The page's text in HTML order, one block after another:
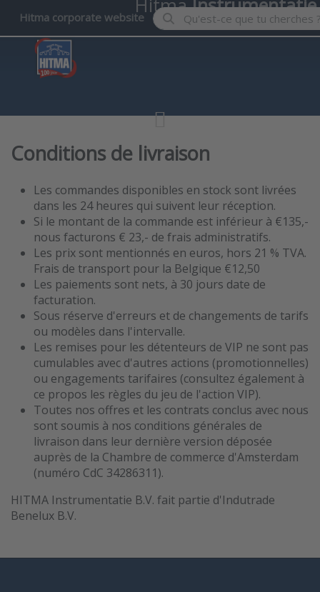
Hitma corporate website Enter a search term. Results
HitmaInstrumentatie
Conditions de livraison
Les commandes disponibles en stock sont livrées
dans les 24 heures qui suivent leur réception.
Si le montant de la commande est inférieur à €135,-
nous facturons € 23,- de frais administratifs.
Les prix sont mentionnés en euros, hors 21 % TVA.
Frais de transport pour la Belgique €12,50
Les paiements sont nets, à 30 jours date de
facturation.
Sous réserve d'erreurs et de changements de tarifs
ou modèles dans l'intervalle.
Les remises pour les détenteurs de VIP ne sont pas
cumulables avec d'autres actions (promotionnelles)
ou engagements tarifaires (consultez également à
ce propos les règles du jeu de l'action VIP).
Toutes nos offres et les contrats conclus avec nous
sont soumis à nos conditions générales de
livraison dans leur dernière version déposée
auprès de la Chambre de commerce d'Amsterdam
(numéro CdC 34286311).
HITMA Instrumentatie B.V. fait partie d'Indutrade
Benelux B.V.